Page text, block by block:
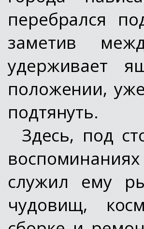
перебрался
заметив
удерживает
положении,
подтянуть.
Здесь, под
служил ему
чудовищ,